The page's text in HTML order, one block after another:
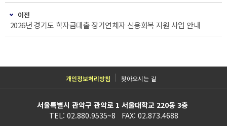
이전
2026년 경기도 학자금대출 장기연체자 신용회복 지원 사업 안내
개인정보처리방침 찾아오시는 길
서울특별시 관악구 관악로 1 서울대학교 220동 3층
TEL: 02.880.9535~8 FAX: 02.873.4688